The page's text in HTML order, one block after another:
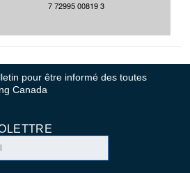
7 72995 00819 3
pour être informé des toutes
Canada